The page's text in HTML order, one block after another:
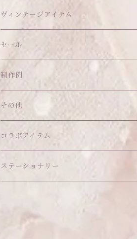
ボトムス
ヘッドドレス
イヤリング
ピアス
ソックス
バッグ
ショルダーバッグ
お散歩バッグ
ポーチ
コインケース
カードケース
キーホルダー
その他
ウォールデコ
その他
ティッシュケース
クッション・座布団
ハンガー
マット
ぬいちゃん本体
アクセサリー
ヘッドドレス Sサイズ
ヘッドドレス Mサイズ
アウトフィット
その他
ヴィンテージアイテム
セール
制作例
その他
あこがれシリーズ
福音シリーズ
コラボアイテム
はるぽんの愛のつづき♡はるぽん生誕祭
ステーショナリー